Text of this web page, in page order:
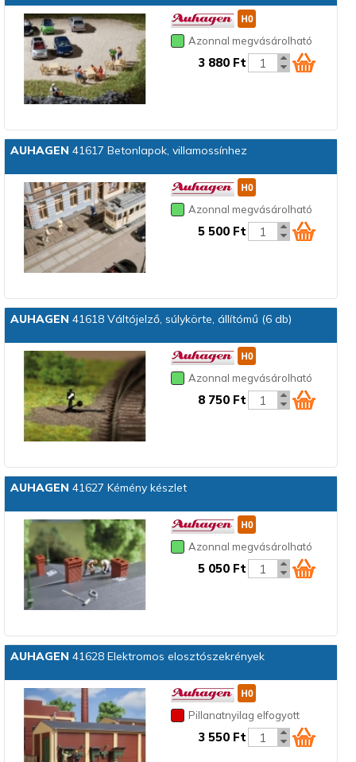
Azonnal megvásárolható
3 880 Ft
AUHAGEN 41617 Betonlapok, villamossínhez
Azonnal megvásárolható
5 500 Ft
AUHAGEN 41618 Váltójelző, súlykörte, állítómű (6 db)
Azonnal megvásárolható
8 750 Ft
AUHAGEN 41627 Kémény készlet
Azonnal megvásárolható
5 050 Ft
AUHAGEN 41628 Elektromos elosztószekrények
Pillanatnyilag elfogyott
3 550 Ft